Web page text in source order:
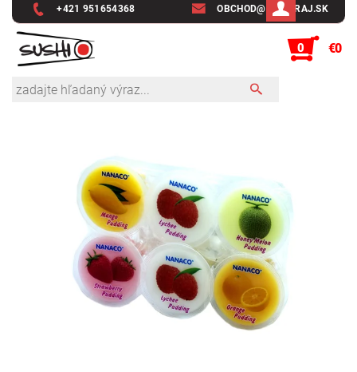
+421 951654368 OBCHOD@SUSHIRAJ.SK
0 €0